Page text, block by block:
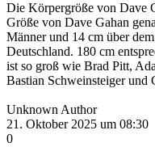
Die Körpergröße von Dave
Größe von Dave Gahan
Männer und 14 cm über
Deutschland. 180 cm
ist so groß wie Brad Pitt,
Bastian Schweinsteiger und
Unknown Author
21. Oktober 2025 um 08:30
0